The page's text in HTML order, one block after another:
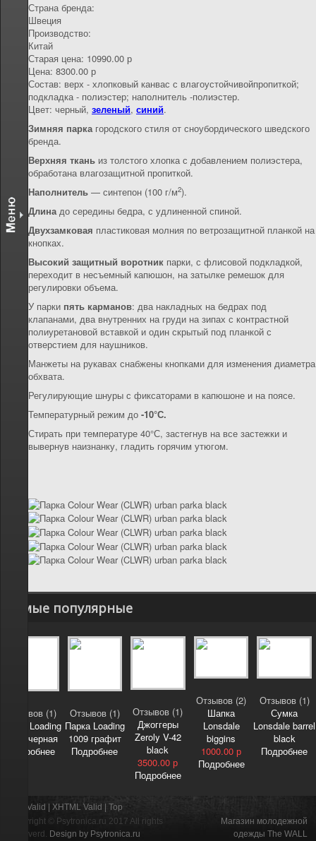
Страна бренда:
Швеция
Производство:
Китай
Старая цена: 10990.00 р
Цена: 8300.00 р
Состав: верх - хлопковый канвас с влагоустойчивойпропиткой;
подкладка - полиэстер; наполнитель -полиэстер.
Цвет: черный, зеленый, синий.
Зимняя паркагородского стиля от сноубордического шведского
бренда.
Верхняя ткань из толстого хлопка с добавлением полиэстера,
обработана влагозащитной пропиткой.
Наполнитель — синтепон (100 г/м2).
Длинадо середины бедра, с удлиненной спиной.
Двухзамковая пластиковая молния по ветрозащитной планкой на
кнопках.
Высокий защитный воротник парки, с флисовой подкладкой,
переходит в несъемный капюшон, на затылке ремешок для
регулировки объема.
У парки пять карманов: два накладных на бедрах под
клапанами, два внутренних на груди на зипах с контрастной
полиуретановой вставкой и один скрытый под планкой с
отверстием для наушников.
Манжеты на рукавах снабжены кнопками для изменения диаметра
обхвата.
Регулирующие шнуры с фиксаторами в капюшоне и на поясе.
Температурный режим до -10°С.
Стирать при температуре 40°С, застегнув на все застежки и
вывернув наизнанку, гладить горячим утюгом.
Самые популярные
Отзывов (1)
Парка Loading
1009 черная
Подробнее
Отзывов (1)
Парка Loading
1009 графит
Подробнее
Отзывов (1)
Джоггеры
Zeroly V-42
black
3500.00 р
Подробнее
Отзывов (2)
Шапка
Lonsdale
biggins
1000.00 р
Подробнее
Отзывов (1)
Сумка
Lonsdale barrel
black
Подробнее
CSS Valid | XHTML Valid | Top
Copyright © Psytronica.ru 2017 All rights
reserverd. Design by Psytronica.ru
Магазин молодежной
одежды The WALL